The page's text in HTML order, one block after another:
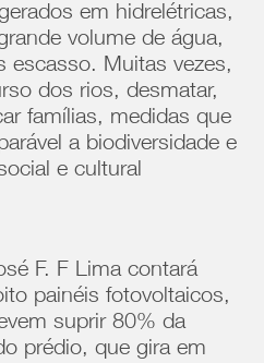
em hidrelétricas,
volume de água,
escasso. Muitas vezes,
dos rios, desmatar,
famílias, medidas que
a biodiversidade e
e cultural
F. F Lima contará
painéis fotovoltaicos,
suprir 80% da
prédio, que gira em